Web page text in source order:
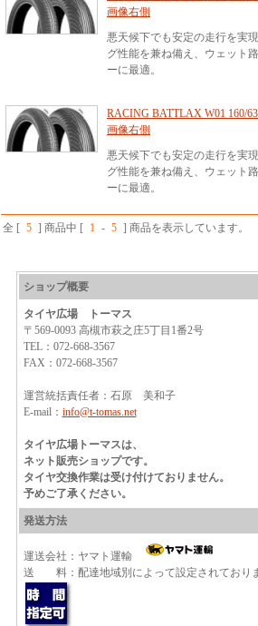
画像右側
悪天候下でも安定の走行を実
グ性能を兼ね備え、ウェット
ーに最適。
RACING BATTLAX W01 160/
画像右側
悪天候下でも安定の走行を実
グ性能を兼ね備え、ウェット
ーに最適。
全 [ 5 ] 商品中 [ 1 - 5 ] 商品を表示しています。
ショップ概要
タイヤ広場 トーマス
〒569-0093 高槻市萩之庄5丁目1番2号
TEL：072-668-3567
FAX：072-668-3567
運営統括責任者：石原 美和子
E-mail： info@t-tomas.net
タイヤ広場トーマスは、
ネット販売ショップです。
タイヤ交換作業は受け付けておりません。
予めご了承ください。
発送方法
運送会社：ヤマト運輸
送 料：配達地域別によって設定されておりま